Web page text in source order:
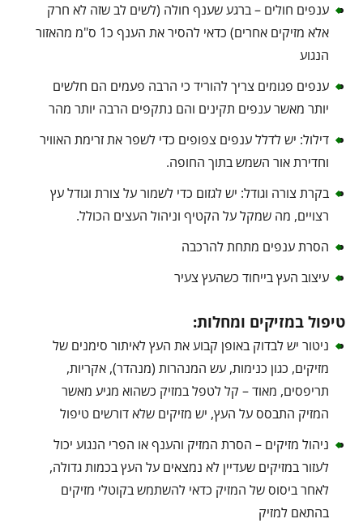
ענפים חולים – ברגע שענף חולה (לשים לב שזה לא חרק
אלא מזיקים אחרים) כדאי להסיר את הענף כ1 ס"מ מהאזור
הנגוע
ענפים פגומים צריך להוריד כי הרבה פעמים הם חלשים
יותר מאשר ענפים תקינים והם נתקפים הרבה יותר מהר
דילול: יש לדלל ענפים צפופים כדי לשפר את זרימת האוויר
וחדירת אור השמש בתוך החופה.
בקרת צורה וגודל: יש לגזום כדי לשמור על צורת וגודל עץ
רצויים, מה שמקל על הקטיף וניהול העצים הכולל.
הסרת ענפים מתחת להרכבה
עיצוב העץ בייחוד כשהעץ צעיר
טיפול במזיקים ומחלות:
ניטור יש לבדוק באופן קבוע את העץ לאיתור סימנים של
מזיקים, כגון כנימות, עש המנהרות (מנהדר), אקריות,
תריפסים, מאוד – קל לטפל במזיק כשהוא מגיע מאשר
המזיק התבסס על העץ, יש מזיקים שלא דורשים טיפול
ניהול מזיקים – הסרת המזיק והענף או הפרי הנגוע יכול
לעזור במזיקים שעדיין לא נמצאים על העץ בכמות גדולה,
לאחר ביסוס של המזיק כדאי להשתמש בקוטלי מזיקים
בהתאם למזיק